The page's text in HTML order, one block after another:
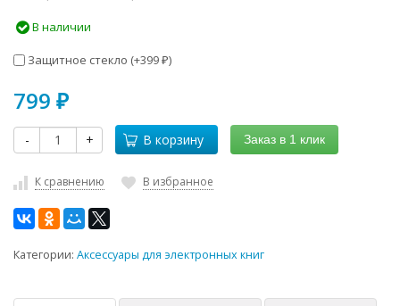
В наличии
Защитное стекло (+399 ₽)
799 ₽
- + В корзину Заказ в 1 клик
К сравнению В избранное
Категории: Аксессуары для электронных книг